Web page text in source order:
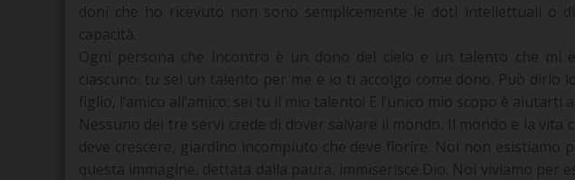
doni che ho ricevuto non sono semplicemente le doti intellettuali o
capacità.
Ogni persona che incontro è un dono del cielo e un talento che mi
ciascuno: tu sei un talento per me e io ti accolgo come dono. Può dirlo
figlio, l’amico all’amico: sei tu il mio talento! E l’unico mio scopo è aiutarti
Nessuno dei tre servi crede di dover salvare il mondo. Il mondo e la vita
deve crescere, giardino incompiuto che deve fiorire. Noi non esistiamo
questa immagine, dettata dalla paura, immiserisce Dio. Noi viviamo per